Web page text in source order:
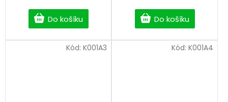
Do košíku Do košíku
Kód: K001A3 Kód: K001A4